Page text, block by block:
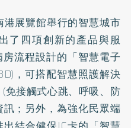
展覽館舉行的智慧城市
了四項創新的產品與服
流程設計的「智慧電子
，可搭配智慧照護解決
免接觸式心跳、呼吸、防
；另外，為強化民眾端